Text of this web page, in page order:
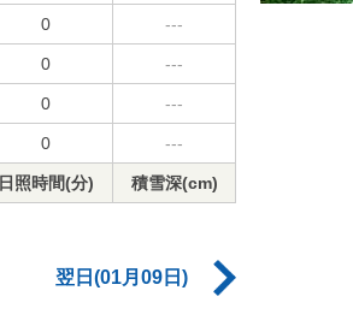
0 ---
0 ---
0 ---
0 ---
日照時間(分) 積雪深(cm)
翌日(01月09日)